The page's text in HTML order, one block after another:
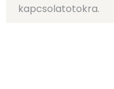
kapcsolatotokra.